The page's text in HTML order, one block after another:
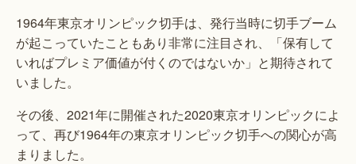
1964年東京オリンピック切手は、発行当時に切手ブーム
が起こっていたこともあり非常に注目され、「保有して
いればプレミア価値が付くのではないか」と期待されて
いました。
その後、2021年に開催された2020東京オリンピックによ
って、再び1964年の東京オリンピック切手への関心が高
まりました。